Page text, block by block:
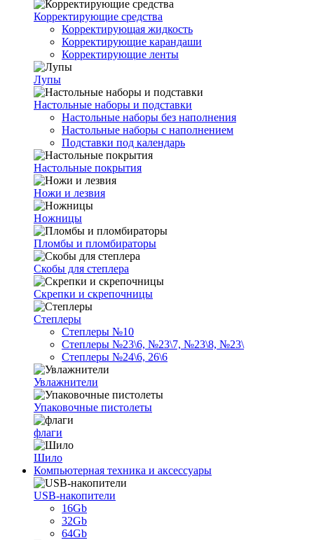
Корректирующие средства
Корректирующая жидкость
Корректирующие карандаши
Корректирующие ленты
Лупы
Настольные наборы и подставки
Настольные наборы без наполнения
Настольные наборы с наполнением
Подставки под календарь
Настольные покрытия
Ножи и лезвия
Ножницы
Пломбы и пломбираторы
Скобы для степлера
Скрепки и скрепочницы
Степлеры
Степлеры №10
Степлеры №23\6, №23\7, №23\8, №23\
Степлеры №24\6, 26\6
Увлажнители
Упаковочные пистолеты
флаги
Шило
Компьютерная техника и аксессуары
USB-накопители
16Gb
32Gb
64Gb